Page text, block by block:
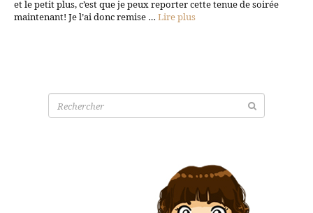
et le petit plus, c’est que je peux reporter cette tenue de soirée
maintenant! Je l’ai donc remise … Lire plus
Recherche
pour: